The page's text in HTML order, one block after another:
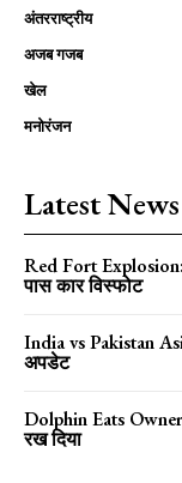
अंतरराष्ट्रीय
अजब गजब
खेल
मनोरंजन
Latest News
Red Fort
पास कार विस्फोट
India vs Pakistan
अपडेट
Dolphin Eats
रख दिया